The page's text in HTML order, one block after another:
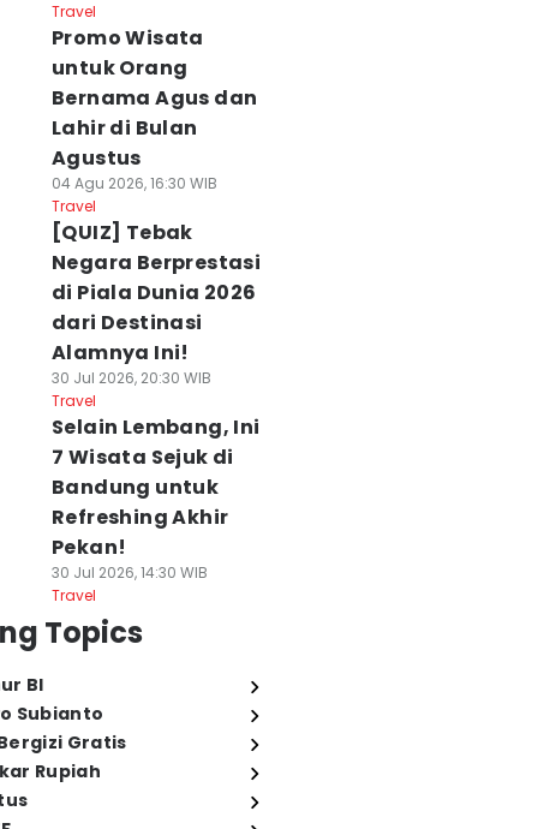
Travel
Promo Wisata
untuk Orang
Bernama Agus dan
Lahir di Bulan
Agustus
04 Agu 2026, 16:30 WIB
Travel
[QUIZ] Tebak
Negara Berprestasi
di Piala Dunia 2026
dari Destinasi
Alamnya Ini!
30 Jul 2026, 20:30 WIB
Travel
Selain Lembang, Ini
7 Wisata Sejuk di
Bandung untuk
Refreshing Akhir
Pekan!
30 Jul 2026, 14:30 WIB
Travel
Topics
BI
Subianto
Gratis
Rupiah